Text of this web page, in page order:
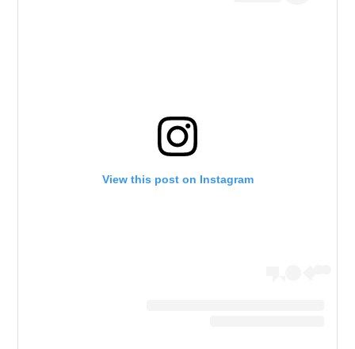
View this post on Instagram